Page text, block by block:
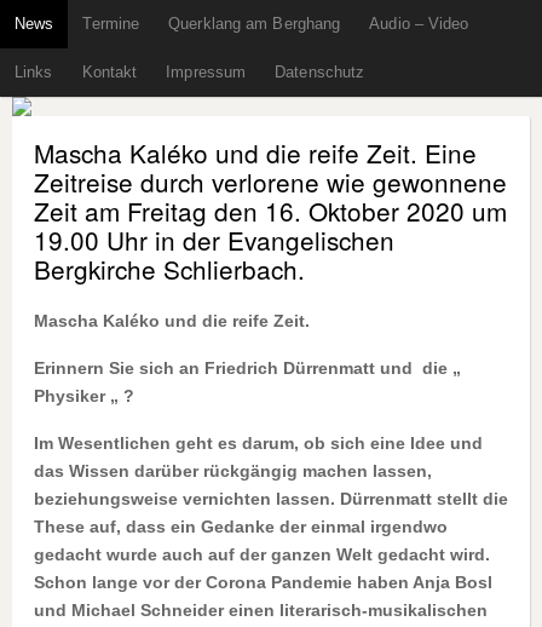
News Termine Querklang am Berghang Audio – Video
Links Kontakt Impressum Datenschutz
Mascha Kaléko und die reife Zeit. Eine
Zeitreise durch verlorene wie gewonnene
Zeit am Freitag den 16. Oktober 2020 um
19.00 Uhr in der Evangelischen
Bergkirche Schlierbach.
Mascha Kaléko und die reife Zeit.
Erinnern Sie sich an Friedrich Dürrenmatt und die „
Physiker „ ?
Im Wesentlichen geht es darum, ob sich eine Idee und
das Wissen darüber rückgängig machen lassen,
beziehungsweise vernichten lassen. Dürrenmatt stellt die
These auf, dass ein Gedanke der einmal irgendwo
gedacht wurde auch auf der ganzen Welt gedacht wird.
Schon lange vor der Corona Pandemie haben Anja Bosl
und Michael Schneider einen literarisch-musikalischen